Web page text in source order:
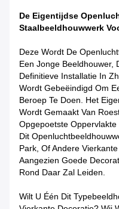
De Eigentijdse
Staalbeeldhouwwerk
Deze Wordt De
Een Jonge Beeldhouwer,
Definitieve Installatie In
Wordt Gebeëindigd Om
Beroep Te Doen. Het
Wordt Gemaakt Van
Opgepoetste
Dit
Park, Of Andere
Aangezien Goede
Rond Daar Zal Leiden.
Wilt U Één Dit